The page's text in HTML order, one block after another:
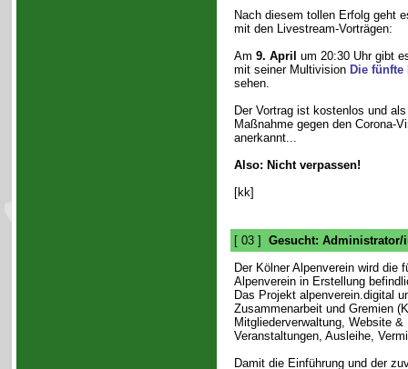
Nach diesem tollen Erfolg geht
mit den Livestream-Vorträgen:
Am 9. April um 20:30 Uhr gibt
mit seiner Multivision Die
sehen.
Der Vortrag ist kostenlos und
Maßnahme gegen den Corona-
anerkannt...
Also: Nicht verpassen!
[kk]
[ 03 ] Gesucht: Administrator/
Der Kölner Alpenverein wird die
Alpenverein in Erstellung
Das Projekt alpenverein.digital
Zusammenarbeit und Gremien
Mitgliederverwaltung, Website
Veranstaltungen, Ausleihe,
Damit die Einführung und der